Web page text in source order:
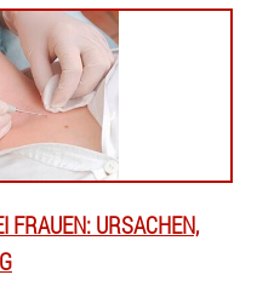
FRAUEN: URSACHEN,